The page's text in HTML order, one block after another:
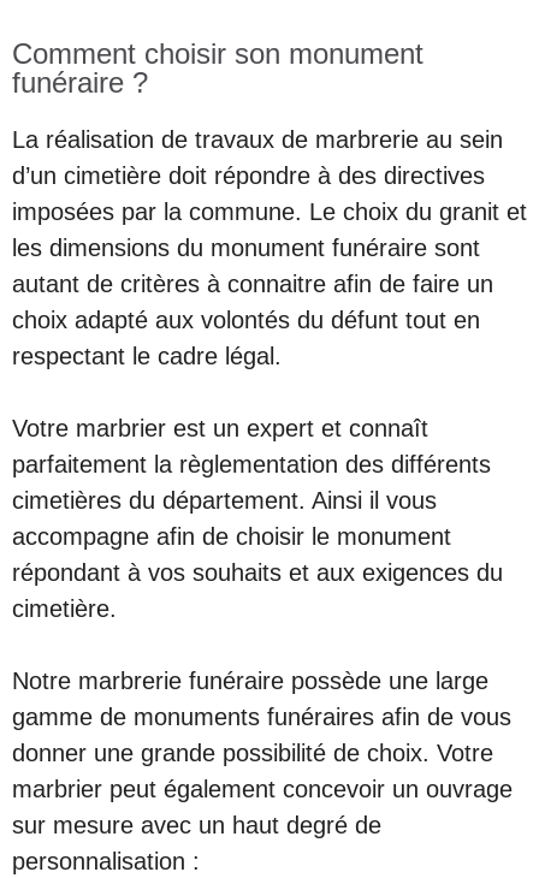
Comment choisir son monument
funéraire ?
La réalisation de travaux de marbrerie au sein
d’un cimetière doit répondre à des directives
imposées par la commune. Le choix du granit et
les dimensions du monument funéraire sont
autant de critères à connaitre afin de faire un
choix adapté aux volontés du défunt tout en
respectant le cadre légal.
Votre marbrier est un expert et connaît
parfaitement la règlementation des différents
cimetières du département. Ainsi il vous
accompagne afin de choisir le monument
répondant à vos souhaits et aux exigences du
cimetière.
Notre marbrerie funéraire possède une large
gamme de monuments funéraires afin de vous
donner une grande possibilité de choix. Votre
marbrier peut également concevoir un ouvrage
sur mesure avec un haut degré de
personnalisation :